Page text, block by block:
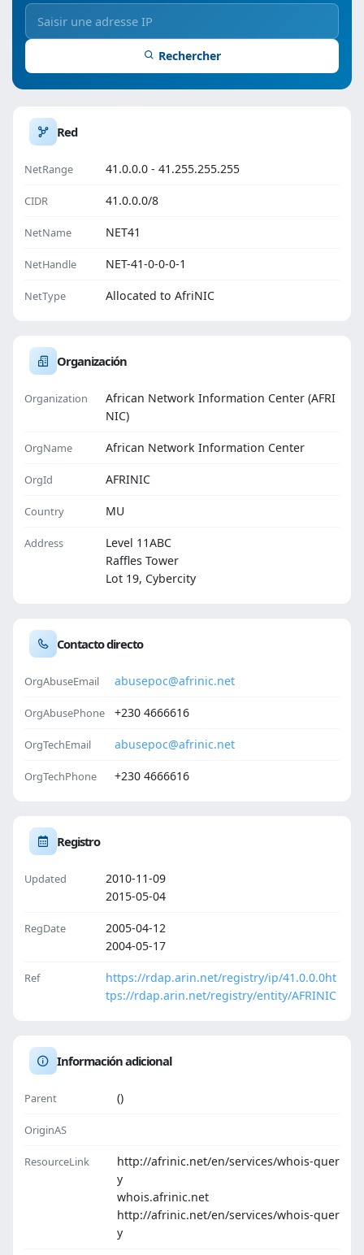
Rechercher
Red
NetRange 41.0.0.0 - 41.255.255.255
CIDR 41.0.0.0/8
NetName NET41
NetHandle NET-41-0-0-0-1
NetType Allocated to AfriNIC
Organización
Organization
African Network Information Center (AFRI
NIC)
OrgName African Network Information Center
OrgId AFRINIC
Country MU
Address
Level 11ABC
Raffles Tower
Lot 19, Cybercity
Contacto directo
OrgAbuseEmail abusepoc@afrinic.net
OrgAbusePhone +230 4666616
OrgTechEmail abusepoc@afrinic.net
OrgTechPhone +230 4666616
Registro
Updated
2010-11-09
2015-05-04
RegDate
2005-04-12
2004-05-17
Ref https://rdap.arin.net/registry/ip/41.0.0.0ht
tps://rdap.arin.net/registry/entity/AFRINIC
Información adicional
Parent ()
OriginAS
ResourceLink
http://afrinic.net/en/services/whois-quer
y
whois.afrinic.net
http://afrinic.net/en/services/whois-quer
y